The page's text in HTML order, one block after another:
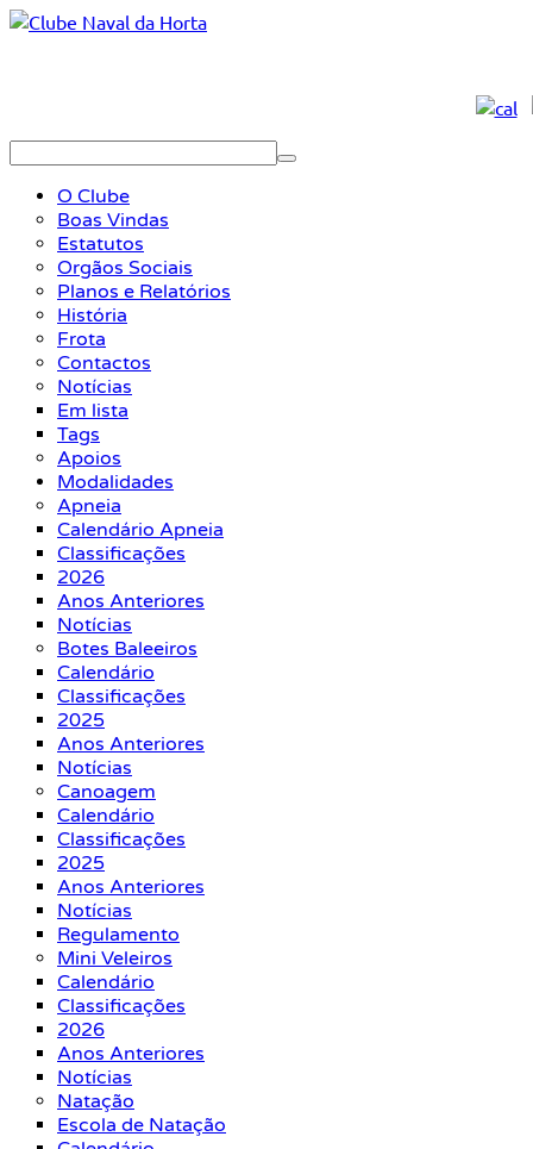
O Clube
Boas Vindas
Estatutos
Orgãos Sociais
Planos e Relatórios
História
Frota
Contactos
Notícias
Em lista
Tags
Apoios
Modalidades
Apneia
Calendário Apneia
Classificações
2026
Anos Anteriores
Notícias
Botes Baleeiros
Calendário
Classificações
2025
Anos Anteriores
Notícias
Canoagem
Calendário
Classificações
2025
Anos Anteriores
Notícias
Regulamento
Mini Veleiros
Calendário
Classificações
2026
Anos Anteriores
Notícias
Natação
Escola de Natação